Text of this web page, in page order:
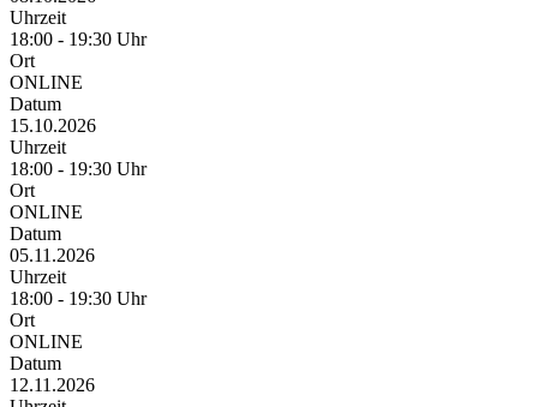
Uhrzeit
18:00 - 19:30 Uhr
Ort
ONLINE
Datum
15.10.2026
Uhrzeit
18:00 - 19:30 Uhr
Ort
ONLINE
Datum
05.11.2026
Uhrzeit
18:00 - 19:30 Uhr
Ort
ONLINE
Datum
12.11.2026